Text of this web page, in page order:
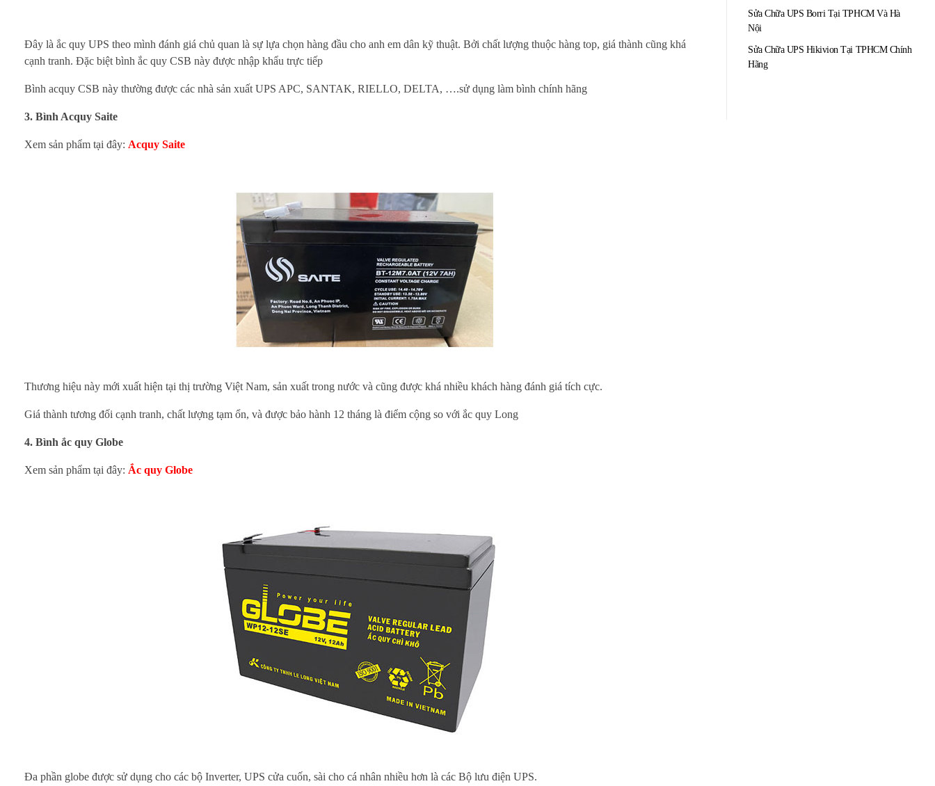
T
C
Đây là ắc quy UPS theo mình đánh giá chủ quan là sự lựa chọn hàng đầu cho anh em dân kỹ thuật. Bởi chất lượng thuộc hàng top, giá thành cũng khá
cạnh tranh. Đặc biệt bình ắc quy CSB này được nhập khẩu trực tiếp
Bình acquy CSB này thường được các nhà sản xuất UPS APC, SANTAK, RIELLO, DELTA, ….sử dụng làm bình chính hãng
3. Bình Acquy Saite
Xem sản phẩm tại đây: Acquy Saite
Thương hiệu này mới xuất hiện tại thị trường Việt Nam, sản xuất trong nước và cũng được khá nhiều khách hàng đánh giá tích cực.
Giá thành tương đối cạnh tranh, chất lượng tạm ổn, và được bảo hành 12 tháng là điểm cộng so với ắc quy Long
4. Bình ắc quy Globe
Xem sản phẩm tại đây: Ắc quy Globe
Đa phần globe được sử dụng cho các bộ Inverter, UPS cửa cuốn, sài cho cá nhân nhiều hơn là các Bộ lưu điện UPS.
Sửa Chữa UPS Borri Tại TPHCM Và Hà
Nội
Sửa Chữa UPS Hikivion Tại TPHCM Chính
Hãng